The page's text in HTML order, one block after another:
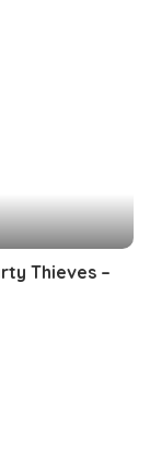
Thieves –